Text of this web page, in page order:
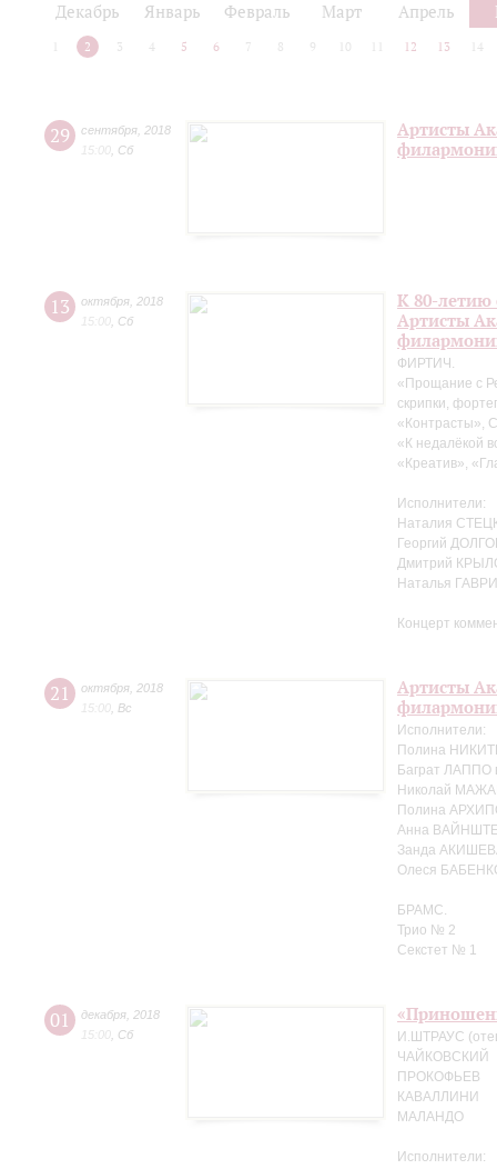
Декабрь Январь Февраль Март Апрель
2 3 4 5 6 7 8 9 10 12 13 14
29 сентября 2018
15:00 Сб
Артисты
13 октября 2018
15:00 Сб
К 80-летию
Артисты
ФИРТИЧ.
«Прощание с
скрипки,
«Контрасты»,
«К недалёкой
«Креатив»,
Исполнители:
Наталия
Георгий
Дмитрий
Наталья
Концерт
21 октября 2018
15:00 Вс
Артисты
Исполнители:
Полина
Баграт ЛАППО
Николай
Полина
Анна
Занда
Олеся
БРАМС.
Трио № 2
Секстет № 1
01 декабря 2018
15:00 Сб
И.ШТРАУС
ЧАЙКОВСКИЙ
ПРОКОФЬЕВ
КАВАЛЛИНИ
МАЛАНДО
Исполнители: